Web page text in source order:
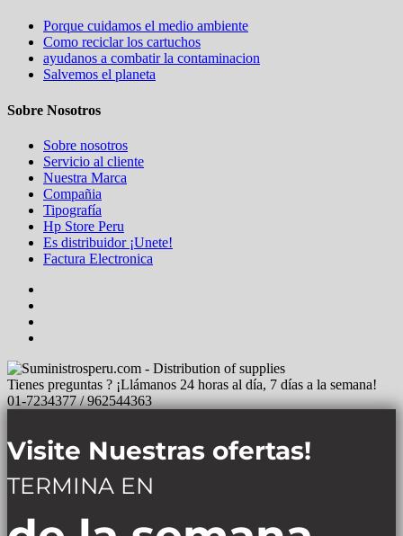
Porque cuidamos el medio ambiente
Como reciclar los cartuchos
ayudanos a combatir la contaminacion
Salvemos el planeta
Sobre Nosotros
Sobre nosotros
Servicio al cliente
Nuestra Marca
Compañia
Tipografía
Hp Store Peru
Es distribuidor ¡Unete!
Factura Electronica
Tienes preguntas ? ¡Llámanos 24 horas al día, 7 días a la semana!
01-7234377 / 962544363
Visite Nuestras ofertas!
TERMINA EN